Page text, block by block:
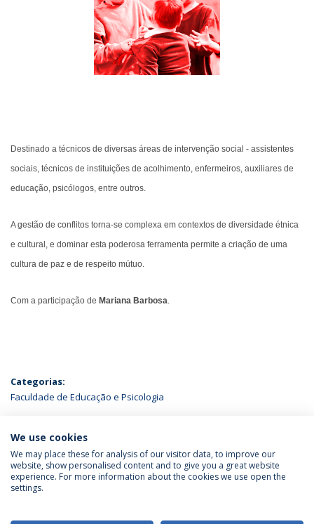
Destinado a técnicos de diversas áreas de intervenção social - assistentes
sociais, técnicos de instituições de acolhimento, enfermeiros, auxiliares de
educação, psicólogos, entre outros.
A gestão de conflitos torna-se complexa em contextos de diversidade étnica
e cultural, e dominar esta poderosa ferramenta permite a criação de uma
cultura de paz e de respeito mútuo.
Com a participação de Mariana Barbosa.
Categorias:
Faculdade de Educação e Psicologia
ÚLTIMAS NOTÍCIAS
Política de Privacidade
Termos & Condições
We use cookies
We may place these for analysis of our visitor data, to improve our
website, show personalised content and to give you a great website
experience. For more information about the cookies we use open the
settings.